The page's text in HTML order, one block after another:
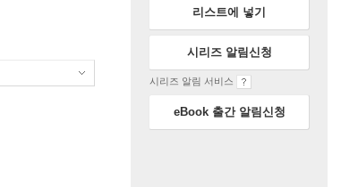
리스트에 넣기
시리즈 알림신청
시리즈 알림 서비스
eBook 출간 알림신청